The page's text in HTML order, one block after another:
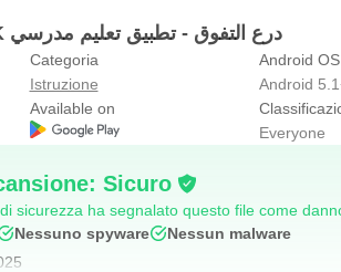
Excellence èImpara, gioca e competi
Informazioni sull'APK درع التفوق - تطبيق تعليم مدرسي
Categoria
Istruzione
Android OS
Android
Available on
Everyone
Sicuro
sicurezza ha segnalato questo file come
Nessuno spyware
Nessun malware